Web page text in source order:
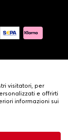
A
visitatori, per
e offrirti
informazioni sui